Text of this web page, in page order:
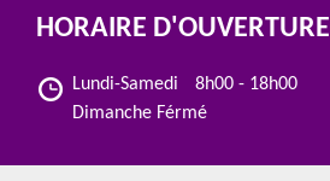
HORAIRE D'OUVERTURE
Lundi-Samedi
8h00 - 18h00
Dimanche Férmé